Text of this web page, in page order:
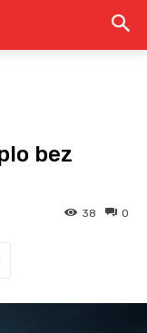
bez
0
38